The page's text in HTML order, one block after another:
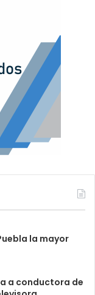
la mayor
a conductora de